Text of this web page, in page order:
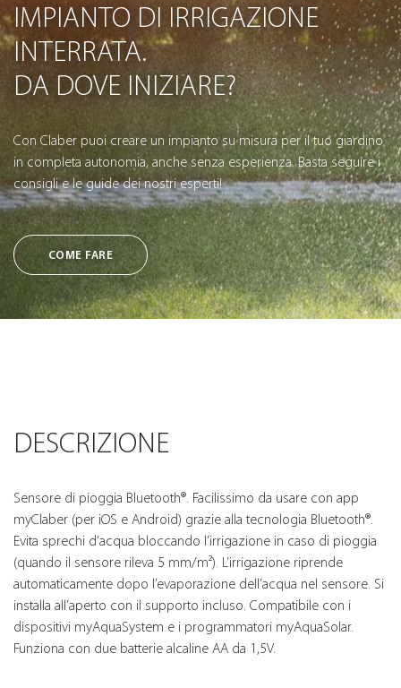
IMPIANTO DI IRRIGAZIONE
INTERRATA.
DA DOVE INIZIARE?
Con Claber puoi creare un impianto su misura per il tuo giardino
in completa autonomia, anche senza esperienza. Basta seguire i
consigli e le guide dei nostri esperti!
COME FARE
DESCRIZIONE
Sensore di pioggia Bluetooth®. Facilissimo da usare con app
myClaber (per iOS e Android) grazie alla tecnologia Bluetooth®.
Evita sprechi d’acqua bloccando l’irrigazione in caso di pioggia
(quando il sensore rileva 5 mm/m²). L’irrigazione riprende
automaticamente dopo l’evaporazione dell’acqua nel sensore. Si
installa all’aperto con il supporto incluso. Compatibile con i
dispositivi myAquaSystem e i programmatori myAquaSolar.
Funziona con due batterie alcaline AA da 1,5V.